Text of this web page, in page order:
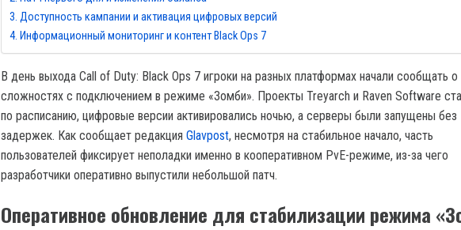
Доступность кампании и активация цифровых версий
Информационный мониторинг и контент Black Ops 7
В день выхода Call of Duty: Black Ops 7 игроки на разных платформах начали сообщать о
сложностях с подключением в режиме «Зомби». Проекты Treyarch и Raven Software
по расписанию, цифровые версии активировались ночью, а серверы были запущены без
задержек. Как сообщает редакция Glavpost, несмотря на стабильное начало, часть
пользователей фиксирует неполадки именно в кооперативном PvE-режиме, из-за чего
разработчики оперативно выпустили небольшой патч.
Оперативное обновление для стабилизации режима